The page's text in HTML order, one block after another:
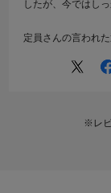
したが、今ではし
定員さんの言われた
※レ